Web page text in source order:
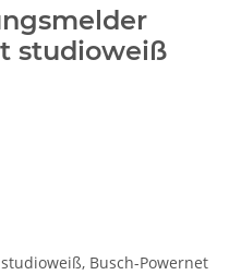
studioweiß
Busch-Powernet